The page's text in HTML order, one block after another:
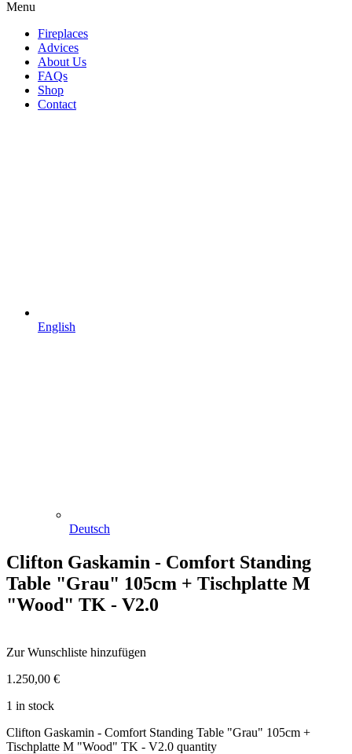
Menu
Fireplaces
Advices
About Us
FAQs
Shop
Contact
English
Deutsch
Clifton Gaskamin - Comfort Standing
Table "Grau" 105cm + Tischplatte M
"Wood" TK - V2.0
Zur Wunschliste hinzufügen
1.250,00 €
1 in stock
Clifton Gaskamin - Comfort Standing Table "Grau" 105cm +
Tischplatte M "Wood" TK - V2.0 quantity